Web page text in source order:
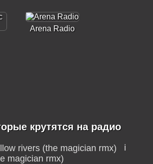
Arena Radio
крутятся на радио
i
magician rmx)